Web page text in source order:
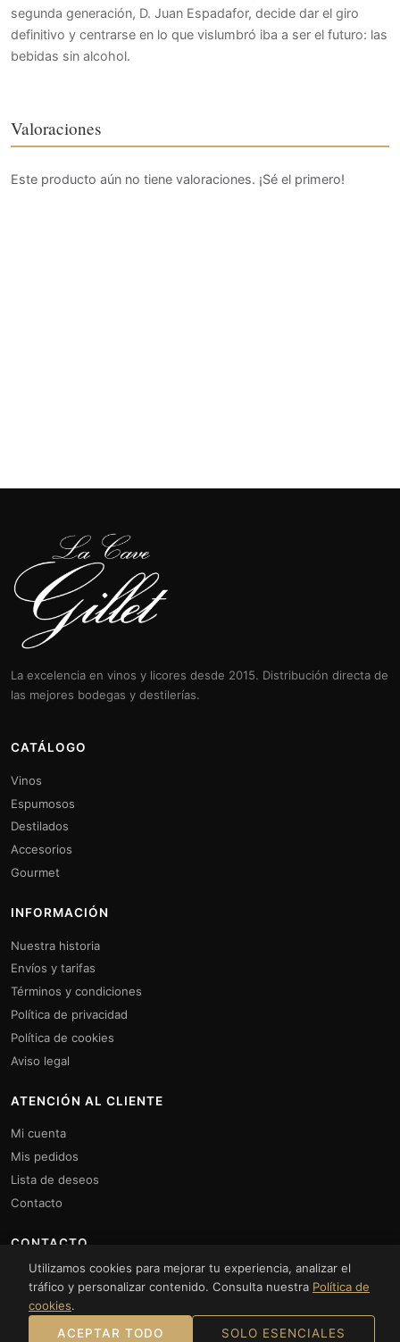
segunda generación, D. Juan Espadafor, decide dar el giro
definitivo y centrarse en lo que vislumbró iba a ser el futuro: las
bebidas sin alcohol.
Valoraciones
Este producto aún no tiene valoraciones. ¡Sé el primero!
La excelencia en vinos y licores desde 2015. Distribución directa de
las mejores bodegas y destilerías.
CATÁLOGO
Vinos
Espumosos
Destilados
Accesorios
Gourmet
INFORMACIÓN
Nuestra historia
Envíos y tarifas
Términos y condiciones
Política de privacidad
Política de cookies
Aviso legal
ATENCIÓN AL CLIENTE
Mi cuenta
Mis pedidos
Lista de deseos
Contacto
CONTACTO
Lunes a Viernes: 10:00 a 14:00 y 16:00 a 20:00h.
Sábados: 10:00 a 14:00
+34961872317
Utilizamos cookies para mejorar tu experiencia, analizar el
tráfico y personalizar contenido. Consulta nuestra Política de
cookies.
ACEPTAR TODO
SOLO ESENCIALES